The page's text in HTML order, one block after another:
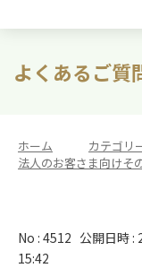
よくあるご質
ホーム カテゴリ
法人のお客さま向けそ
No : 4512 公開日時 :
15:42